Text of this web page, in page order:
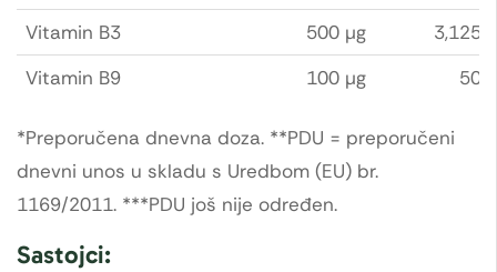
Vitamin B3
500 µg
3,125
Vitamin B9
100 µg 50
*Preporučena dnevna doza. **PDU = preporučeni
dnevni unos u skladu s Uredbom (EU) br.
1169/2011. ***PDU još nije određen.
Sastojci: